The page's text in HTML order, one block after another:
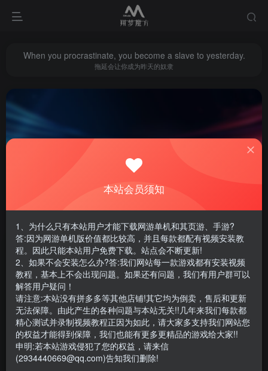
When you procrastinate, you become a slave to yesterday.
拖延会让你成为昨天的奴隶
排序 更新 浏览 点赞 评论
032|梦幻12门派怀旧复古微变
版，带源码可单机，可局域
网，外网
网游单机
3年前 2361
本站会员须知
1、为什么只有本站用户才能下载网游单机和其页游、手游?
答:因为网游单机版价值都比较高，并且每款都配有视频安装教
程。因此只能本站用户免费下载。站点会不断更新!
2、如果不会安装怎么办?答:我们网站每一款游戏都有安装视频
教程，基本上不会出现问题。如果还有问题，我们有用户群可以
解答用户疑问！
请注意:本站没有拼多多等其他店铺!其它均为倒卖，售后和更新
无法保障。由此产生的各种问题与本站无关!!几年来我们每款都
精心测试并录制视频教程正因为如此，请大家多支持我们网站您
的权益才能得到保障，我们也能有更多更精品的游戏给大家!!
申明:若本站游戏侵犯了您的权益，请来信
(2934440669@qq.com)告知我们删除!